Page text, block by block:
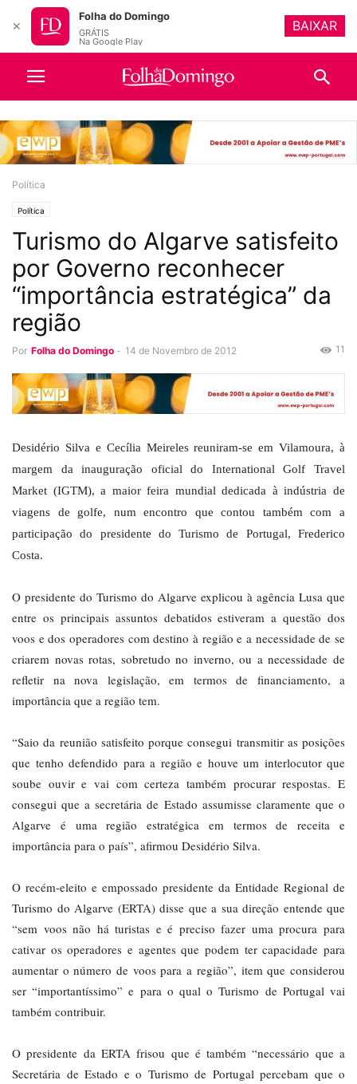
Política
Política
Turismo do Algarve satisfeito
por Governo reconhecer
“importância estratégica” da
região
Por Folha do Domingo - 14 de Novembro de 2012 11
Desidério Silva e Cecília Meireles reuniram-se em Vilamoura, à
margem da inauguração oficial do International Golf Travel
Market (IGTM), a maior feira mundial dedicada à indústria de
viagens de golfe, num encontro que contou também com a
participação do presidente do Turismo de Portugal, Frederico
Costa.
O presidente do Turismo do Algarve explicou à agência Lusa que
entre os principais assuntos debatidos estiveram a questão dos
voos e dos operadores com destino à região e a necessidade de se
criarem novas rotas, sobretudo no inverno, ou a necessidade de
refletir na nova legislação, em termos de financiamento, a
importância que a região tem.
“Saio da reunião satisfeito porque consegui transmitir as posições
que tenho defendido para a região e houve um interlocutor que
soube ouvir e vai com certeza também procurar respostas. E
consegui que a secretária de Estado assumisse claramente que o
Algarve é uma região estratégica em termos de receita e
importância para o país”, afirmou Desidério Silva.
O recém-eleito e empossado presidente da Entidade Regional de
Turismo do Algarve (ERTA) disse que a sua direção entende que
“sem voos não há turistas e é preciso fazer uma procura para
cativar os operadores e agentes que podem ter capacidade para
aumentar o número de voos para a região”, item que considerou
ser “importantíssimo” e para o qual o Turismo de Portugal vai
também contribuir.
O presidente da ERTA frisou que é também “necessário que a
Secretária de Estado e o Turismo de Portugal percebam que o
✕
Folha do Domingo
GRÁTIS
Na Google Play
BAIXAR